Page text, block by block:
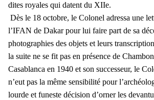
dites royales qui datent du XIIe.
Dès le 18 octobre, le Colonel adressa une
l’IFAN de Dakar pour lui faire part de sa
photographies des objets et leurs
la suite ne se fit pas en présence de
Casablanca en 1940 et son successeur, le
n’eut pas la même sensibilité pour
lourde et funeste décision d’orner les